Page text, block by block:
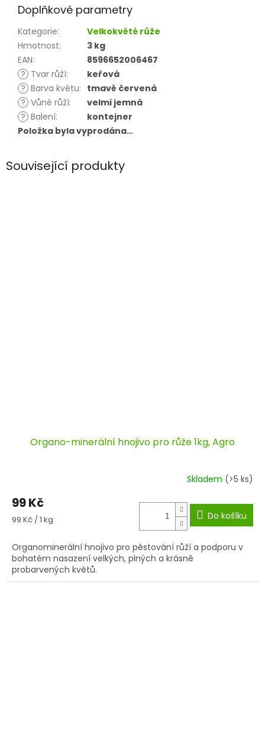
Doplňkové parametry
Kategorie:
Velkokvěté růže
Hmotnost:
3 kg
EAN:
8596652006467
? Tvar růží:
keřová
? Barva květu: tmavě červená
? Vůně růží:
velmi jemná
? Balení:
kontejner
Položka byla vyprodána…
Související produkty
Organo-minerální hnojivo pro růže 1kg, Agro
Skladem (>5 ks)
99 Kč
Měrná
99 Kč / 1 kg Do košíku
Organominerální hnojivo pro pěstování růží a podporu v
bohatém nasazení velkých, plných a krásně
probarvených květů.